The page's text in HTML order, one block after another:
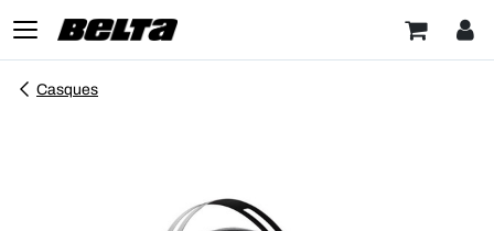
Casques